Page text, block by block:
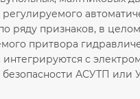
ряду признаков, в
притвора
с
АСУТП или